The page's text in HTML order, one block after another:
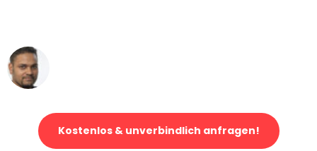
Kostenlos & unverbindlich anfragen!